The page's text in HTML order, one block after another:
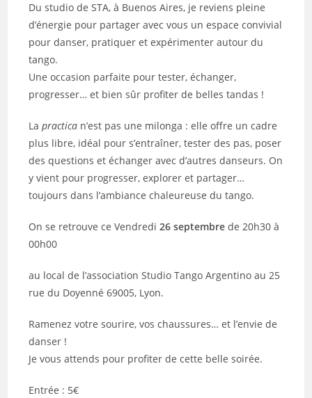
Du studio de STA, à Buenos Aires, je reviens pleine
d’énergie pour partager avec vous un espace convivial
pour danser, pratiquer et expérimenter autour du
tango.
Une occasion parfaite pour tester, échanger,
progresser… et bien sûr profiter de belles tandas !
Lapractica n’est pas une milonga : elle offre un cadre
plus libre, idéal pour s’entraîner, tester des pas, poser
des questions et échanger avec d’autres danseurs. On
y vient pour progresser, explorer et partager…
toujours dans l’ambiance chaleureuse du tango.
On se retrouve ce Vendredi26 septembre de 20h30 à
00h00
au local de l’association Studio Tango Argentino au 25
rue du Doyenné 69005, Lyon.
Ramenez votre sourire, vos chaussures… et l’envie de
danser !
Je vous attends pour profiter de cette belle soirée.
Entrée : 5€